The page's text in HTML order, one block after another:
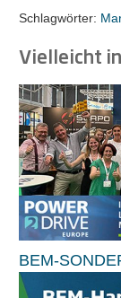
Schlagwörter:
Vielleicht
BEM-